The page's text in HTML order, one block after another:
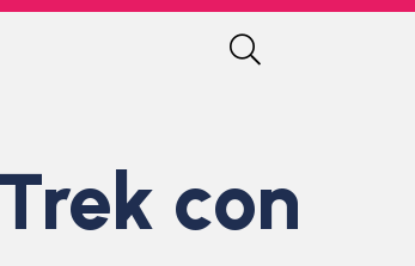
con